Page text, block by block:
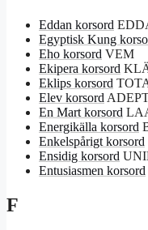
Eddan korsord
Egyptisk Kung
Eho korsord VEM
Ekipera korsord
Eklips korsord
Elev korsord
En Mart korsord
Energikälla korsord
Enkelspårigt korsord
Ensidig korsord
Entusiasmen korsord
F